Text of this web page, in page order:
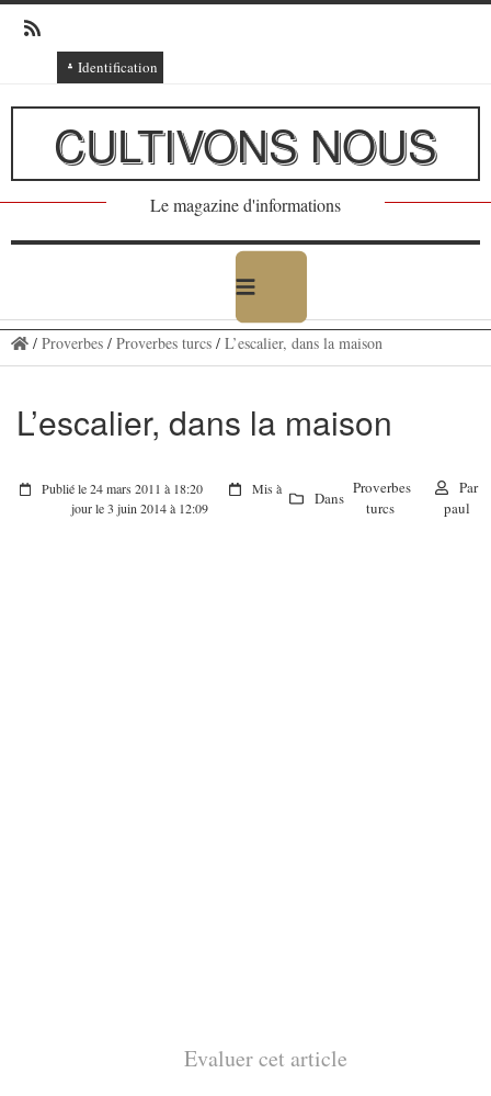
Identification
Connexion
Connexion via Facebook
Inscription
Ajout texte ou poème
CULTIVONS NOUS
Le magazine d'informations
/ Proverbes/ Proverbes turcs/ L’escalier, dans la maison
L’escalier, dans la maison
Publié le 24 mars 2011 à 18:20
Mis à
jour le 3 juin 2014 à 12:09
Dans
Proverbes
turcs
Par
paul
Evaluer cet article